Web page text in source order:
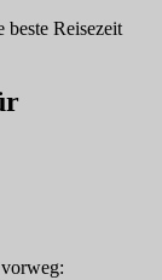
Reisezeit